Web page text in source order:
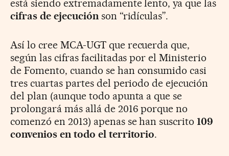
está siendo extremadamente lento, ya que las
cifras de ejecuciónson “ridículas”.
Así lo cree MCA-UGT que recuerda que,
según las cifras facilitadas por el Ministerio
de Fomento, cuando se han consumido casi
tres cuartas partes del periodo de ejecución
del plan (aunque todo apunta a que se
prolongará más allá de 2016 porque no
comenzó en 2013) apenas se han suscrito 109
convenios en todo el territorio.